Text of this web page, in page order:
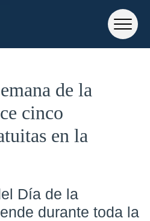
de la
cinco
en la
Día de la
durante toda la